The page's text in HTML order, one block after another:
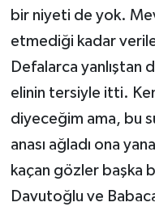
bir niyeti de yok.
etmediği kadar
Defalarca yanlıştan
elinin tersiyle itti.
diyeceğim ama, bu
anası ağladı ona
kaçan gözler başka
Davutoğlu ve